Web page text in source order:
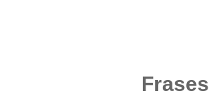
Frases